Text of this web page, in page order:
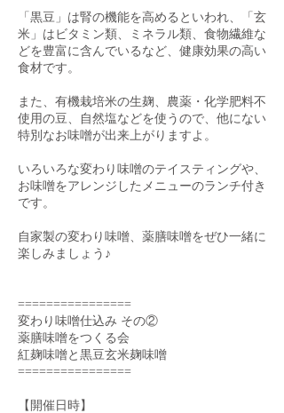
「黒豆」は腎の機能を高めるといわれ、「玄
米」はビタミン類、ミネラル類、食物繊維な
どを豊富に含んでいるなど、健康効果の高い
食材です。
また、有機栽培米の生麹、農薬・化学肥料不
使用の豆、自然塩などを使うので、他にない
特別なお味噌が出来上がりますよ。
いろいろな変わり味噌のテイスティングや、
お味噌をアレンジしたメニューのランチ付き
です。
自家製の変わり味噌、薬膳味噌をぜひ一緒に
楽しみましょう♪
================
変わり味噌仕込み その②
薬膳味噌をつくる会
紅麹味噌と黒豆玄米麹味噌
================
【開催日時】